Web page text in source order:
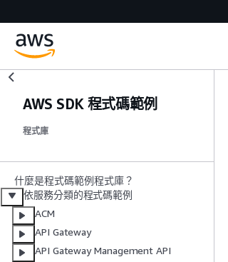
AWS SDK 程式碼範例
程式庫
什麼是程式碼範例程式庫？
依服務分類的程式碼範例
ACM
API Gateway
API Gateway Management API